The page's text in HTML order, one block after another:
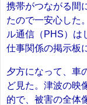
携帯がつながる間
たので一安心した
ル通信（PHS）は
仕事関係の掲示板
夕方になって、車
ど見た。津波の映
的で、被害の全体